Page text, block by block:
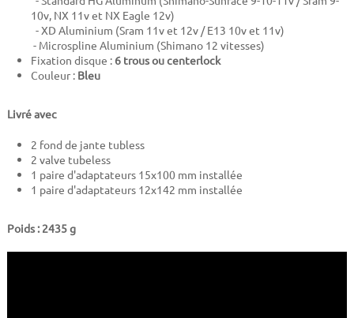
10v, NX 11v et NX Eagle 12v)
- XD Aluminium (Sram 11v et 12v / E13 10v et 11v)
- Microspline Aluminium (Shimano 12 vitesses)
Fixation disque : 6 trous ou centerlock
Couleur : Bleu
Livré avec
2 fond de jante tubless
2 valve tubeless
1 paire d'adaptateurs 15x100 mm installée
1 paire d'adaptateurs 12x142 mm installée
Poids : 2435 g